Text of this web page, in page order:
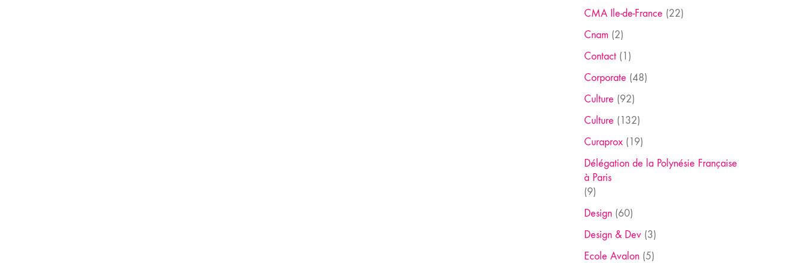
CMA Ile-de-France (22)
Cnam (2)
Contact(1)
Corporate (48)
Culture (92)
Culture (132)
Curaprox(19)
Délégation de la Polynésie Française
à Paris
(9)
Design(60)
Design & Dev(3)
Ecole Avalon(5)